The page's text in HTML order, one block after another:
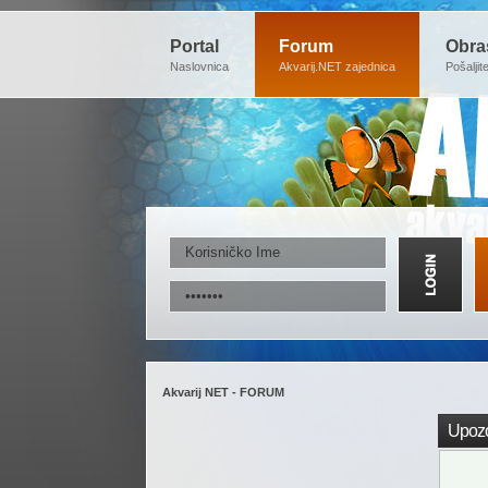
Portal
Naslovnica
Forum
Akvarij.NET zajednica
Akvarij NET - FORUM